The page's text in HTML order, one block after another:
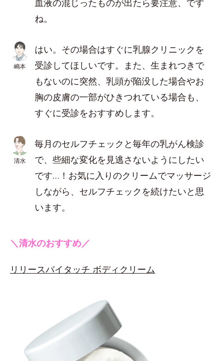
血液の混じったものが出たら要注意、です
ね。
嶋本
はい。その場合はすぐに乳腺クリニックを
受診してほしいです。また、生まれつきで
もないのに突然、乳頭が陥没した場合やお
胸の皮膚の一部がひきつれている場合も、
すぐに受診をおすすめします。
清水
毎月のセルフチェックと毎年の乳がん検診
で、些細な変化を見逃さないようにしたい
です…！お気に入りのクリームでマッサージ
しながら、セルフチェックを続けたいと思
います。
＼清水のおすすめ／
リリースバイタッチ ボディクリーム